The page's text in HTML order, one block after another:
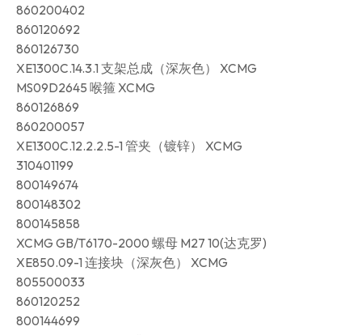
860200402
860120692
860126730
XE1300C.14.3.1 支架总成（深灰色） XCMG
MS09D2645 喉箍 XCMG
860126869
860200057
XE1300C.12.2.2.5-1 管夹（镀锌） XCMG
310401199
800149674
800148302
800145858
XCMG GB/T6170-2000 螺母 M27 10(达克罗)
XE850.09-1 连接块（深灰色） XCMG
805500033
860120252
800144699